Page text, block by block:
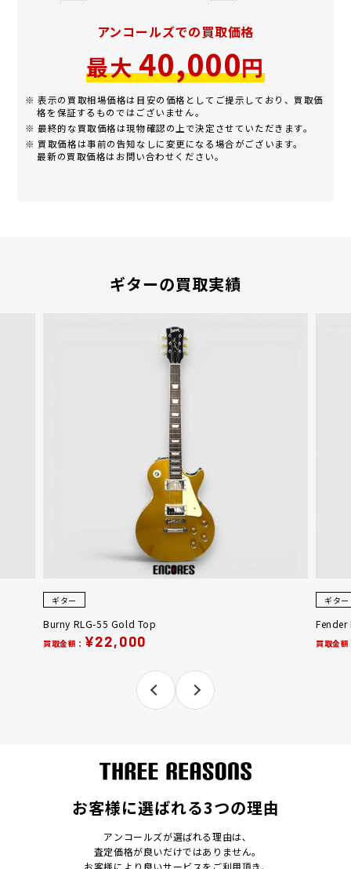
アンコールズでの買取価格
最大40,000円
※ 表示の買取相場価格は目安の価格としてご提示しており、買取価
格を保証するものではございません。
※ 最終的な買取価格は現物確認の上で決定させていただきます。
※ 買取価格は事前の告知なしに変更になる場合がございます。
最新の買取価格はお問い合わせください。
ギターの買取実績
ギター
Burny RLG-55 Gold Top
買取金額： ¥22,000
ギター
Fender
買取金額
お客様に選ばれる3つの理由
アンコールズが選ばれる理由は､
査定価格が良いだけではありません｡
お客様により良いサービスをご利用頂き､